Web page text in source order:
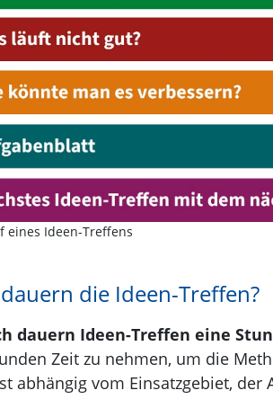
eines Ideen-Treffens
die Ideen-Treffen?
dauern Ideen-Treffen eine
Zeit zu nehmen, um die
abhängig vom Einsatzgebiet,